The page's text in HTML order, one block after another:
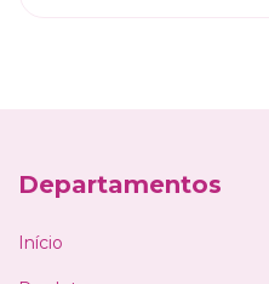
Departamentos
Início